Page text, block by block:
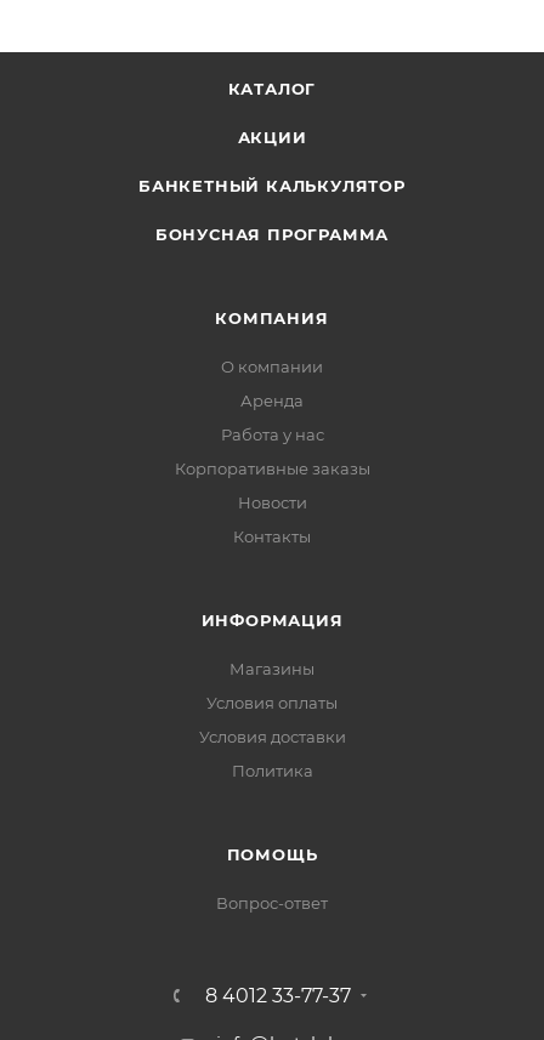
КАТАЛОГ
АКЦИИ
БАНКЕТНЫЙ КАЛЬКУЛЯТОР
БОНУСНАЯ ПРОГРАММА
КОМПАНИЯ
О компании
Аренда
Работа у нас
Корпоративные заказы
Новости
Контакты
ИНФОРМАЦИЯ
Магазины
Условия оплаты
Условия доставки
Политика
ПОМОЩЬ
Вопрос-ответ
8 4012 33-77-37